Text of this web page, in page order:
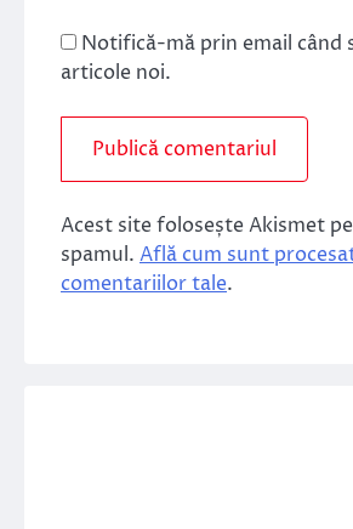
Notifică-mă prin email când
articole noi.
Acest site folosește Akismet
spamul. Află cum sunt
comentariilor tale.